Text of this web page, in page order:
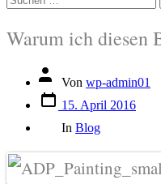
Warum ich diesen
Beitragsautor
Von wp-admin01
Veröffentlichungsdatum
15. April 2016
In Blog